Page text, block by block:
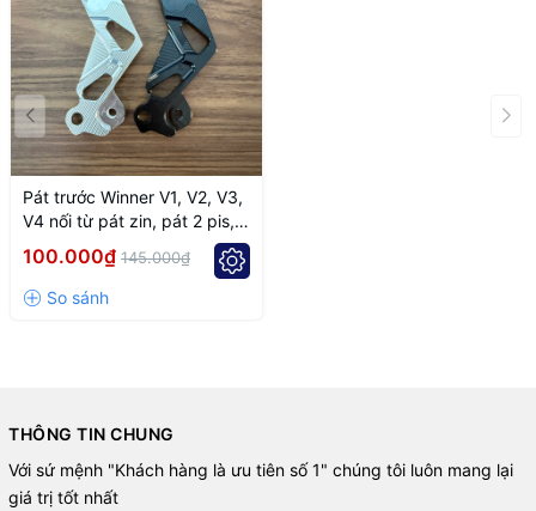
Pát trước Winner V1, V2, V3,
V4 nối từ pát zin, pát 2 pis,
pát 4 pis lên đĩa đĩa 295mm
100.000₫ 145.000₫
THÔNG TIN CHUNG
Với sứ mệnh "Khách hàng là ưu tiên số 1" chúng tôi luôn mang lại
giá trị tốt nhất